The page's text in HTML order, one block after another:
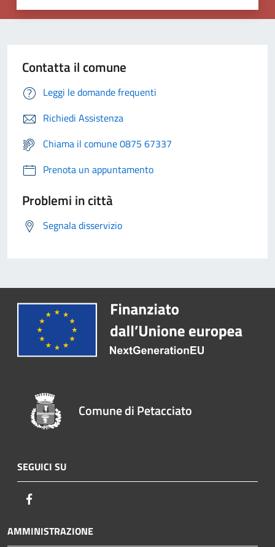
Contatta il comune
Leggi le domande frequenti
Richiedi Assistenza
Chiama il comune 0875 67337
Prenota un appuntamento
Problemi in città
Segnala disservizio
Comune di Petacciato
SEGUICI SU
AMMINISTRAZIONE